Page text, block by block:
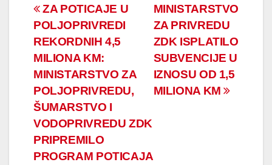
Navigacija
članaka
MINISTARSTVO
ZA PRIVREDU
ZDK ISPLATILO
SUBVENCIJE U
IZNOSU OD 1,5
MILIONA KM
ZA POTICAJE U
POLJOPRIVREDI
REKORDNIH 4,5
MILIONA KM:
MINISTARSTVO ZA
POLJOPRIVREDU,
ŠUMARSTVO I
VODOPRIVREDU ZDK
PRIPREMILO
PROGRAM POTICAJA